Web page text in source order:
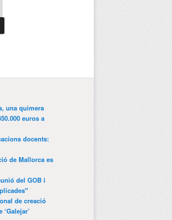
una quimera
euros a
docents:
de Mallorca es
del GOB i
de creació